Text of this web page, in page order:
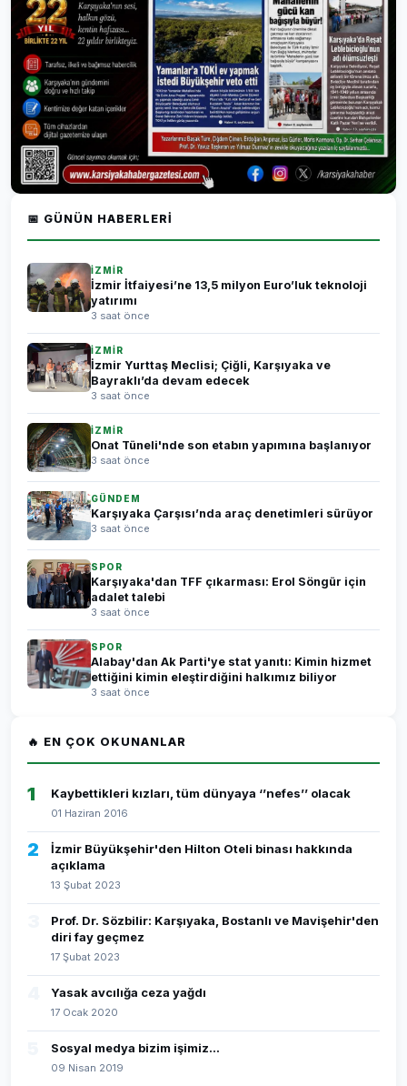
📅 GÜNÜN HABERLERI
İZMİR
İzmir İtfaiyesi’ne 13,5 milyon Euro’luk teknoloji
yatırımı
3 saat önce
İZMİR
İzmir Yurttaş Meclisi; Çiğli, Karşıyaka ve
Bayraklı’da devam edecek
3 saat önce
İZMİR
Onat Tüneli'nde son etabın yapımına başlanıyor
3 saat önce
GÜNDEM
Karşıyaka Çarşısı’nda araç denetimleri sürüyor
3 saat önce
SPOR
Karşıyaka'dan TFF çıkarması: Erol Söngür için
adalet talebi
3 saat önce
SPOR
Alabay'dan Ak Parti'ye stat yanıtı: Kimin hizmet
ettiğini kimin eleştirdiğini halkımız biliyor
3 saat önce
🔥 EN ÇOK OKUNANLAR
1 Kaybettikleri kızları, tüm dünyaya ‘’nefes’’ olacak
01 Haziran 2016
2
İzmir Büyükşehir'den Hilton Oteli binası hakkında
açıklama
13 Şubat 2023
Prof. Dr. Sözbilir: Karşıyaka, Bostanlı ve Mavişehir'den
diri fay geçmez
17 Şubat 2023
Yasak avcılığa ceza yağdı
17 Ocak 2020
Sosyal medya bizim işimiz...
09 Nisan 2019